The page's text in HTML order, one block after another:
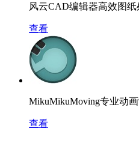
风云CAD编辑器高效图
查看
MikuMikuMoving专业动
查看